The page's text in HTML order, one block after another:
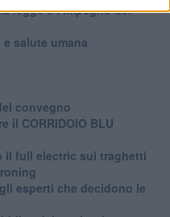
legge e l’impegno dei
salute umana
convegno
il CORRIDOIO BLU
il full electric sui traghetti
esperti che decidono le